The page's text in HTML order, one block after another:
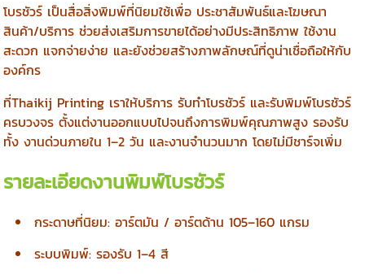
โบรชัวร์ เป็นสื่อสิ่งพิมพ์ที่นิยมใช้เพื่อ ประชาสัมพันธ์และโฆษณา
สินค้า/บริการ ช่วยส่งเสริมการขายได้อย่างมีประสิทธิภาพ ใช้งาน
สะดวก แจกจ่ายง่าย และยังช่วยสร้างภาพลักษณ์ที่ดูน่าเชื่อถือให้กับ
องค์กร
ที่Thaikij Printing เราให้บริการ รับทำโบรชัวร์ และรับพิมพ์โบรชัวร์
ครบวงจร ตั้งแต่งานออกแบบไปจนถึงการพิมพ์คุณภาพสูง รองรับ
ทั้ง งานด่วนภายใน 1–2 วัน และงานจำนวนมาก โดยไม่มีชาร์จเพิ่ม
รายละเอียดงานพิมพ์โบรชัวร์
กระดาษที่นิยม: อาร์ตมัน / อาร์ตด้าน 105–160 แกรม
ระบบพิมพ์: รองรับ 1–4 สี